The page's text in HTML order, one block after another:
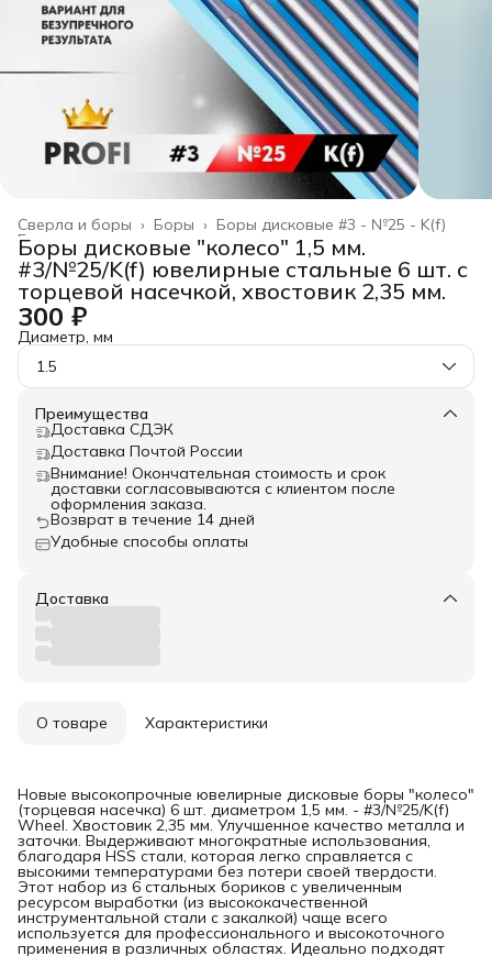
Боры дисковые #3 - №25 - K(f)
Боры ›
Сверла и боры ›
Главная ›
Боры дисковые "колесо" 1,5 мм.
#3/№25/K(f) ювелирные стальные 6 шт. с
торцевой насечкой, хвостовик 2,35 мм.
300 ₽
Диаметр, мм
1.5
Преимущества
Доставка СДЭК
Доставка Почтой России
Внимание! Окончательная стоимость и срок
доставки согласовываются с клиентом после
оформления заказа.
Возврат в течение 14 дней
Удобные способы оплаты
Доставка
О товаре Характеристики
Новые высокопрочные ювелирные дисковые боры "колесо"
(торцевая насечка) 6 шт. диаметром 1,5 мм. - #3/№25/K(f)
Wheel. Хвостовик 2,35 мм. Улучшенное качество металла и
заточки. Выдерживают многократные использования,
благодаря HSS стали, которая легко справляется с
высокими температурами без потери своей твердости.
Этот набор из 6 стальных бориков с увеличенным
ресурсом выработки (из высококачественной
инструментальной стали с закалкой) чаще всего
используется для профессионального и высокоточного
применения в различных областях. Идеально подходят